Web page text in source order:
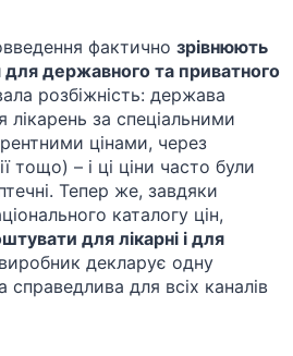
фактично зрівнюють
для державного та приватного
розбіжність: держава
лікарень за спеціальними
цінами, через
тощо) – і ці ціни часто були
Тепер же, завдяки
каталогу цін,
для лікарні і для
декларує одну
справедлива для всіх каналів